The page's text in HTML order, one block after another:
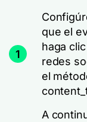
1
que el
haga
redes
el
A